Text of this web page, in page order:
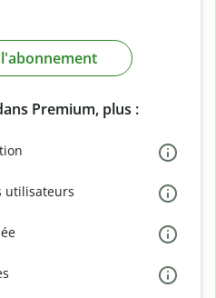
Premium, plus :
utilisateurs